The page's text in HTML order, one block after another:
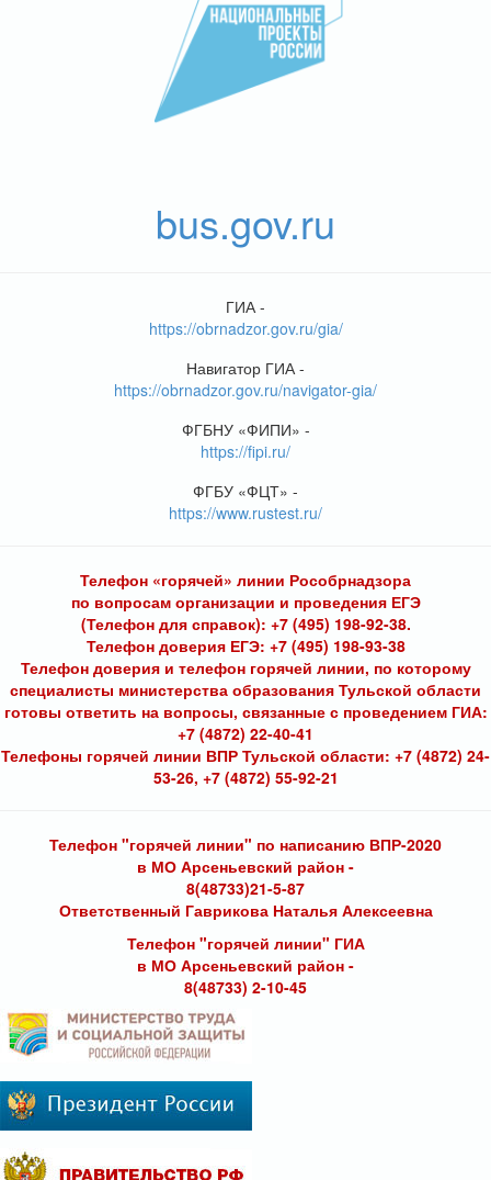
bus.gov.ru
ГИА -
https://obrnadzor.gov.ru/gia/
Навигатор ГИА -
https://obrnadzor.gov.ru/navigator-gia/
ФГБНУ «ФИПИ» -
https://fipi.ru/
ФГБУ «ФЦТ» -
https://www.rustest.ru/
Телефон «горячей» линии Рособрнадзора
по вопросам организации и проведения ЕГЭ
(Телефон для справок): +7 (495) 198-92-38.
Телефон доверия ЕГЭ: +7 (495) 198-93-38
Телефон доверия и телефон горячей линии, по которому
специалисты министерства образования Тульской области
готовы ответить на вопросы, связанные с проведением ГИА:
+7 (4872) 22-40-41
Телефоны горячей линии ВПР Тульской области: +7 (4872) 24-
53-26, +7 (4872) 55-92-21
Телефон "горячей линии" по написанию ВПР-2020
в МО Арсеньевский район -
8(48733)21-5-87
Ответственный Гаврикова Наталья Алексеевна
Телефон "горячей линии" ГИА
в МО Арсеньевский район -
8(48733) 2-10-45